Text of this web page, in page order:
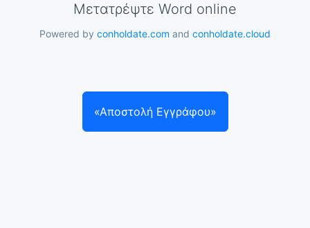
Μετατρέψτε Word online
Powered by conholdate.com and conholdate.cloud
«Αποστολή Εγγράφου»